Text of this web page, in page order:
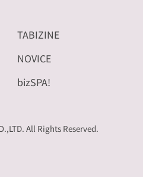
TABIZINE
NOVICE
bizSPA!
All Rights Reserved.